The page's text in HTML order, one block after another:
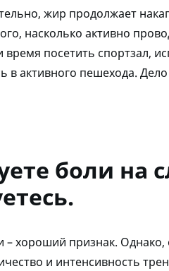
жир продолжает
насколько активно
посетить спортзал,
в активного пешехода.
боли на
– хороший признак.
и интенсивность